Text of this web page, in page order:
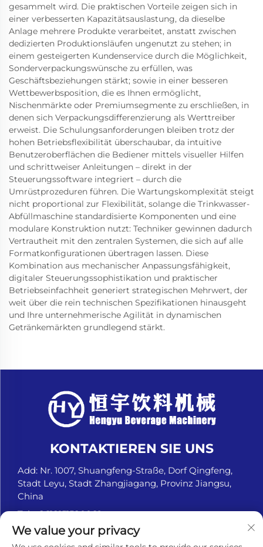
gesammelt wird. Die praktischen Vorteile zeigen sich in
einer verbesserten Kapazitätsauslastung, da dieselbe
Anlage mehrere Produkte verarbeitet, anstatt zwischen
dedizierten Produktionsläufen ungenutzt zu stehen; in
einem gesteigerten Kundenservice durch die Möglichkeit,
Sonderverpackungswünsche zu erfüllen, was
Geschäftsbeziehungen stärkt; sowie in einer besseren
Wettbewerbsposition, die es Ihnen ermöglicht,
Nischenmärkte oder Premiumsegmente zu erschließen, in
denen sich Verpackungsdifferenzierung als Werttreiber
erweist. Die Schulungsanforderungen bleiben trotz der
hohen Betriebsflexibilität überschaubar, da intuitive
Benutzeroberflächen die Bediener mittels visueller Hilfen
und schrittweiser Anleitungen – direkt in der
Steuerungssoftware integriert – durch die
Umrüstprozeduren führen. Die Wartungskomplexität steigt
nicht proportional zur Flexibilität, solange die Trinkwasser-
Abfüllmaschine standardisierte Komponenten und eine
modulare Konstruktion nutzt: Techniker gewinnen dadurch
Vertrautheit mit den zentralen Systemen, die sich auf alle
Formatkonfigurationen übertragen lassen. Diese
Kombination aus mechanischer Anpassungsfähigkeit,
digitaler Steuerungssophistikation und praktischer
Betriebseinfachheit generiert strategischen Mehrwert, der
weit über die rein technischen Spezifikationen hinausgeht
und Ihre unternehmerische Agilität in dynamischen
Getränkemärkten grundlegend stärkt.
KONTAKTIEREN SIE UNS
Add: Nr. 1007, Shuangfeng-Straße, Dorf Qingfeng,
Stadt Leyu, Stadt Zhangjiagang, Provinz Jiangsu,
China
Tel.:+8618151580069
E-Mail: [email protected]
We value your privacy